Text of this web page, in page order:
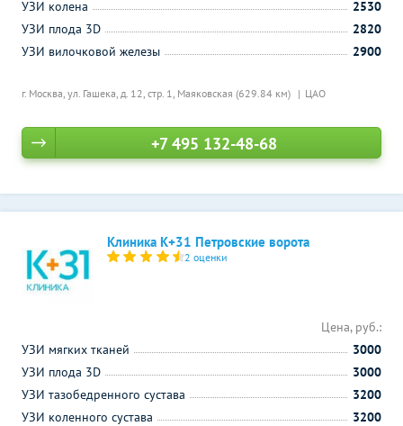
г. Москва, ул. Гашека, д. 12, стр. 1, Маяковская (629.84 км) ЦАО
УЗИ колена
2530
УЗИ плода 3D
2820
УЗИ вилочковой железы
2900
+7 495 132-48-68
Клиника К+31 Петровские ворота
2 оценки
Цена, руб.:
УЗИ мягких тканей
3000
УЗИ плода 3D
3000
УЗИ тазобедренного сустава
3200
УЗИ коленного сустава
3200